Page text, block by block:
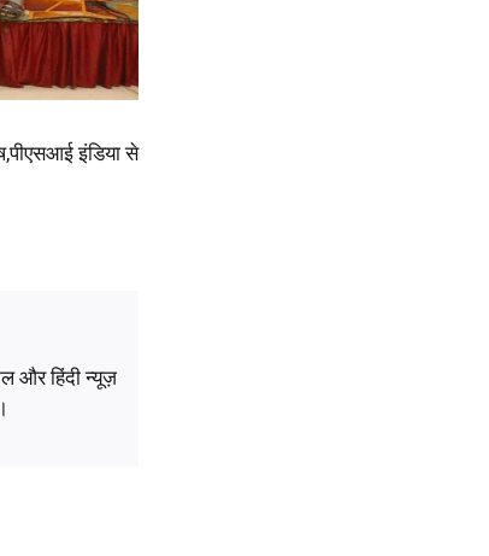
इंडिया से
और हिंदी न्यूज़